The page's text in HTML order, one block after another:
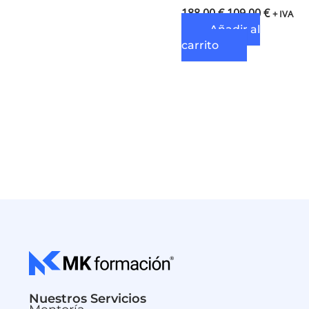
188,00€109,00€ + IVA
Añadir al
carrito
Nuestros Servicios